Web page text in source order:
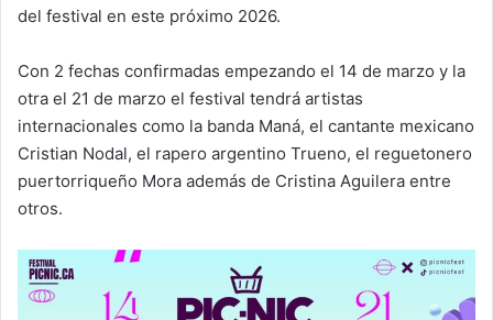
del festival en este próximo 2026.
Con 2 fechas confirmadas empezando el 14 de marzo y la
otra el 21 de marzo el festival tendrá artistas
internacionales como la banda Maná, el cantante mexicano
Cristian Nodal, el rapero argentino Trueno, el reguetonero
puertorriqueño Mora además de Cristina Aguilera entre
otros.